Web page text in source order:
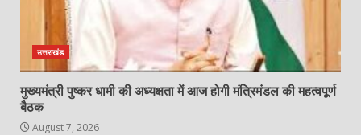
उत्तराखंड
मुख्यमंत्री पुष्कर धामी की अध्यक्षता में आज होगी मंत्रिमंडल की महत्वपूर्ण
बैठक
August 7, 2026